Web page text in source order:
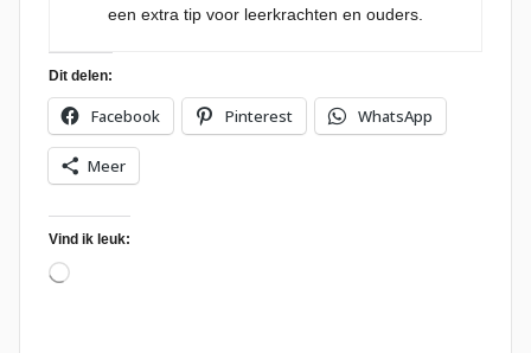
een extra tip voor leerkrachten en ouders.
Dit delen:
Facebook Pinterest WhatsApp
Meer
Vind ik leuk:
Aan